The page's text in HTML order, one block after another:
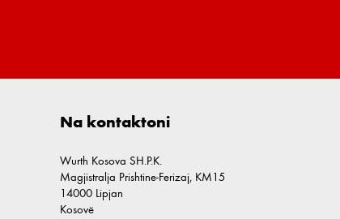
Na kontaktoni
Wurth Kosova SH.P.K.
Magjistralja Prishtine-Ferizaj, KM15
14000 Lipjan
Kosovë